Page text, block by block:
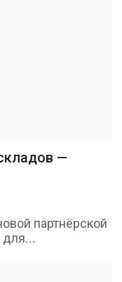
—
партнёрской